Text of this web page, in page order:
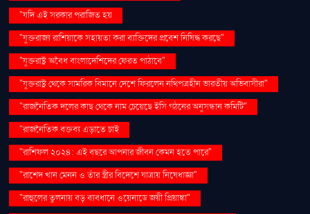
"যদি এই সরকার পরাজিত হয়
"যুক্তরাজ্য রাশিয়াকে সহায়তা করা ব্যক্তিদের প্রবেশ নিষিদ্ধ করছে"
"যুক্তরাষ্ট্র অবৈধ বাংলাদেশিদের ফেরত পাঠাবে"
"যুক্তরাষ্ট্র থেকে সামরিক বিমানে দেশে ফিরলেন নথিপত্রহীন ভারতীয় অভিবাসীরা"
"রাজনৈতিক দলের কাছ থেকে নাম চেয়েছে ইসি গঠনের অনুসন্ধান কমিটি"
"রাজনৈতিক বক্তব্য এড়াতে চাই
"রাশিফল ২০২৪: এই বছরে আপনার জীবন কেমন হতে পারে"
"রাশেদ খান মেনন ও তাঁর স্ত্রীর বিদেশে যাত্রায় নিষেধাজ্ঞা"
"রাহুলের তুলনায় বড় ব্যবধানে ওয়েনাডে জয়ী প্রিয়াঙ্কা"